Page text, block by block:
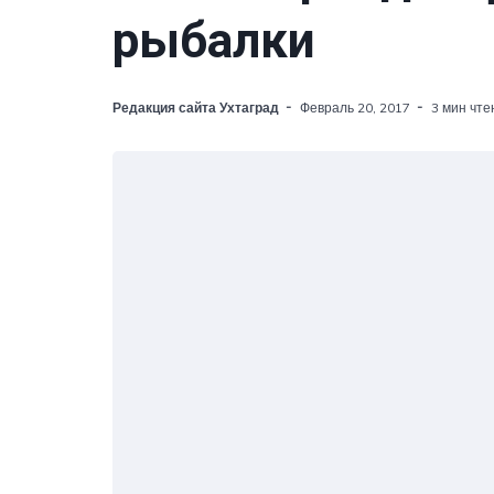
рыбалки
Редакция сайта Ухтаград Февраль 20, 2017 3 мин